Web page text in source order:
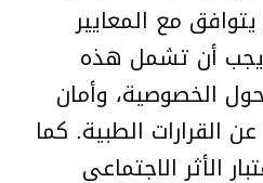
مع المعايير
يجب أن تشمل هذه
الخصوصية، وأمان
القرارات الطبية. كما
الأثر الاجتماعي